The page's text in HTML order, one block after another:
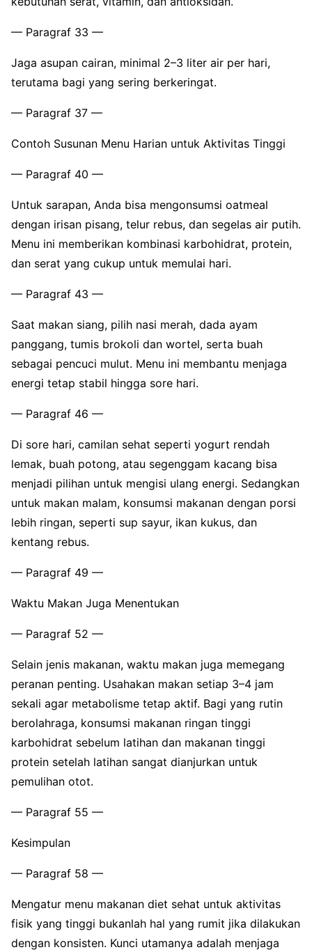
— Paragraf 33 —
Jaga asupan cairan, minimal 2–3 liter air per hari,
terutama bagi yang sering berkeringat.
— Paragraf 37 —
Contoh Susunan Menu Harian untuk Aktivitas Tinggi
— Paragraf 40 —
Untuk sarapan, Anda bisa mengonsumsi oatmeal
dengan irisan pisang, telur rebus, dan segelas air putih.
Menu ini memberikan kombinasi karbohidrat, protein,
dan serat yang cukup untuk memulai hari.
— Paragraf 43 —
Saat makan siang, pilih nasi merah, dada ayam
panggang, tumis brokoli dan wortel, serta buah
sebagai pencuci mulut. Menu ini membantu menjaga
energi tetap stabil hingga sore hari.
— Paragraf 46 —
Di sore hari, camilan sehat seperti yogurt rendah
lemak, buah potong, atau segenggam kacang bisa
menjadi pilihan untuk mengisi ulang energi. Sedangkan
untuk makan malam, konsumsi makanan dengan porsi
lebih ringan, seperti sup sayur, ikan kukus, dan
kentang rebus.
— Paragraf 49 —
Waktu Makan Juga Menentukan
— Paragraf 52 —
Selain jenis makanan, waktu makan juga memegang
peranan penting. Usahakan makan setiap 3–4 jam
sekali agar metabolisme tetap aktif. Bagi yang rutin
berolahraga, konsumsi makanan ringan tinggi
karbohidrat sebelum latihan dan makanan tinggi
protein setelah latihan sangat dianjurkan untuk
pemulihan otot.
— Paragraf 55 —
Kesimpulan
— Paragraf 58 —
Mengatur menu makanan diet sehat untuk aktivitas
fisik yang tinggi bukanlah hal yang rumit jika dilakukan
dengan konsisten. Kunci utamanya adalah menjaga